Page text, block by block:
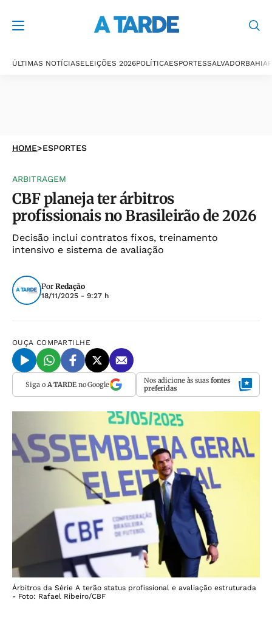
ÚLTIMAS NOTÍCIASELEIÇÕES 2026POLÍTICAESPORTESSALVADORBAHIA
HOME>ESPORTES
ARBITRAGEM
CBF planeja ter árbitros
profissionais no Brasileirão de 2026
Decisão inclui contratos fixos, treinamento
intensivo e sistema de avaliação
Por Redação
18/11/2025 - 9:27 h
OUÇA COMPARTILHE
Siga o A TARDEno Google Nos adicione às suas fontes
preferidas
Árbitros da Série A terão status profissional e avaliação estruturada
- Foto: Rafael Ribeiro/CBF